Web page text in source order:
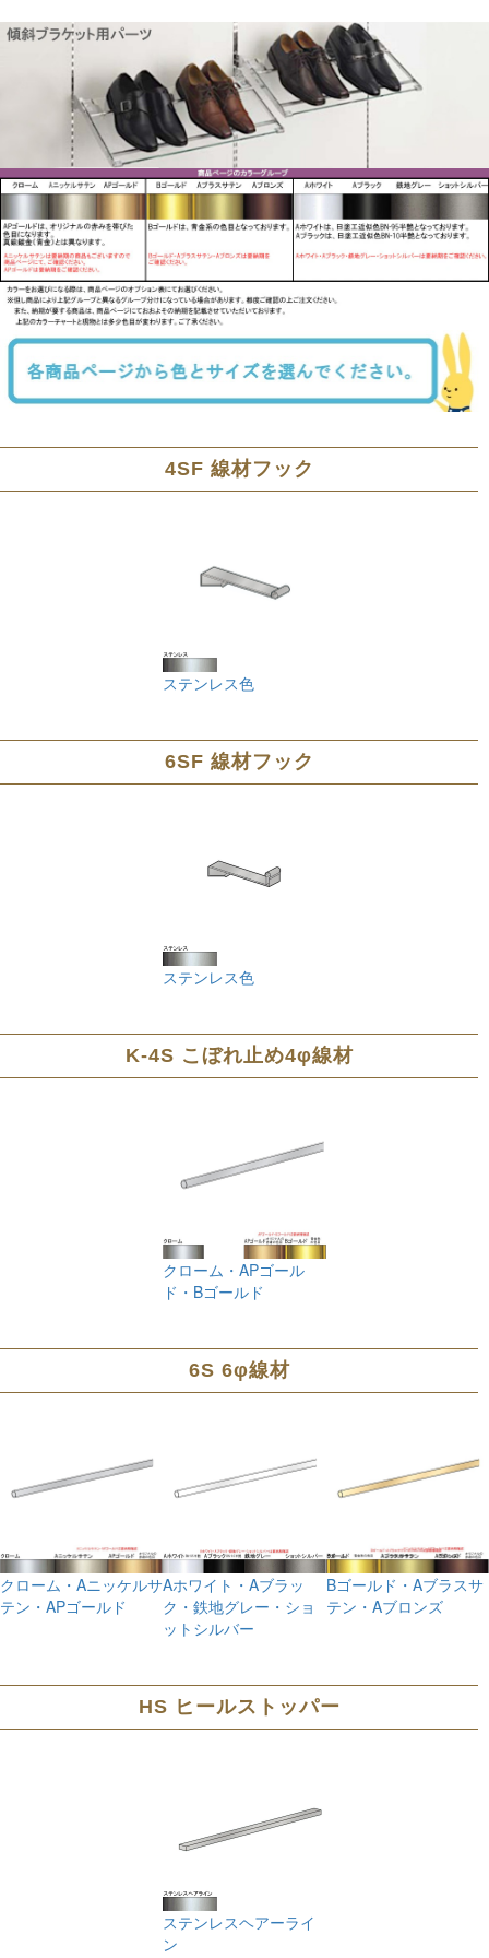
4SF 線材フック
ステンレス色
6SF 線材フック
ステンレス色
K-4S こぼれ止め4φ線材
クローム・APゴール
ド・Bゴールド
6S 6φ線材
クローム・Aニッケルサ
テン・APゴールド
Aホワイト・Aブラッ
ク・鉄地グレー・ショ
ットシルバー
Bゴールド・Aブラスサ
テン・Aブロンズ
HS ヒールストッパー
ステンレスヘアーライ
ン